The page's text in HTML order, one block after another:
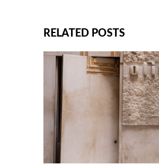
RELATED POSTS